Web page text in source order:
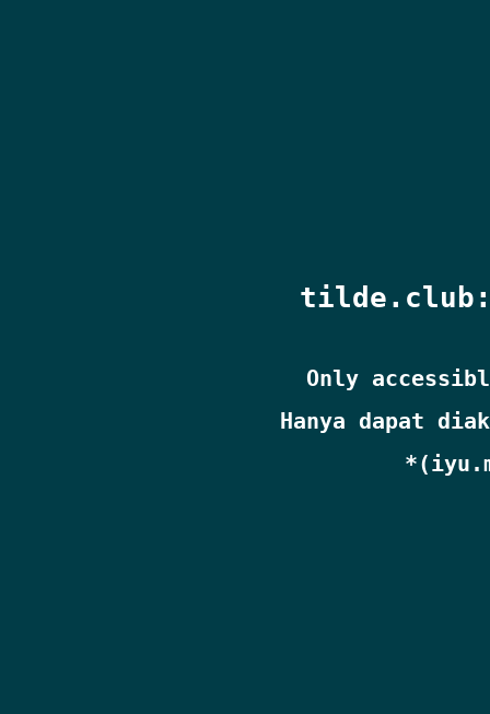
Only
Hanya dapat